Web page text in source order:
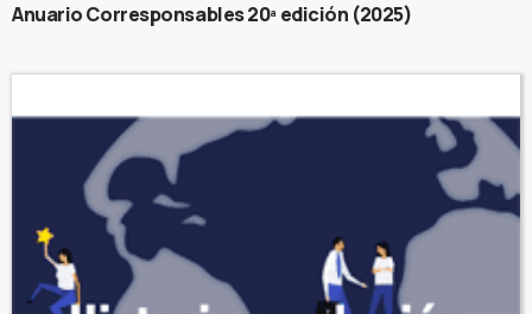
Anuario Corresponsables 20ª edición (2025)